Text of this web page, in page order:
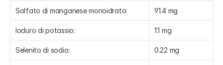
Solfato di manganese monoidrato: 91.4 mg
Ioduro di potassio: 1.1 mg
Selenito di sodio: 0.22 mg